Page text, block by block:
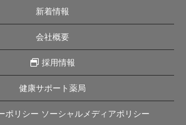
新着情報
会社概要
採用情報
健康サポート薬局
ポリシー ソーシャルメディアポリシー